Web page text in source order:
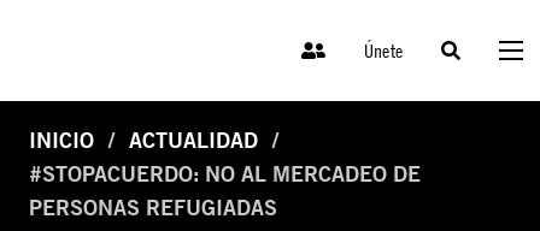
Únete
INICIO
ACTUALIDAD
#STOPACUERDO: NO AL MERCADEO DE
PERSONAS REFUGIADAS